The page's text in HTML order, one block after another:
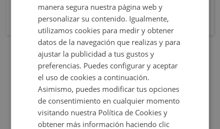
manera segura nuestra página web y
personalizar su contenido. Igualmente,
utilizamos cookies para medir y obtener
datos de la navegación que realizas y para
ajustar la publicidad a tus gustos y
preferencias. Puedes configurar y aceptar
el uso de cookies a continuación.
Asimismo, puedes modificar tus opciones
de consentimiento en cualquier momento
visitando nuestra Política de Cookies y
obtener más información haciendo clic